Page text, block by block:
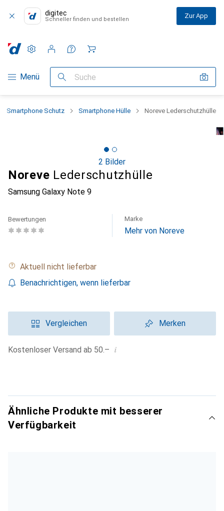
digitec
Schneller finden und bestellen Zur App
Navigation nach Kategorien
Menü Suche
Einstellungen
Kundenkonto
Vergleichslisten
Merklisten
Warenkorb
Smartphone Schutz Smartphone Hülle Noreve Lederschutzhülle
2 Bilder
Noreve Lederschutzhülle
Samsung Galaxy Note 9
Bewertungen Marke
Mehr von Noreve
Aktuell nicht lieferbar
Benachrichtigen, wenn lieferbar
Vergleichen Merken
Kostenloser Versand ab 50.– i
Ähnliche Produkte mit besserer
Verfügbarkeit